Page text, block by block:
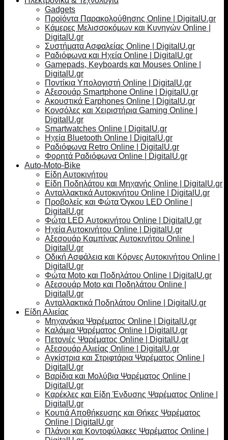
Gadgets
Προϊόντα Παρακολούθησης Online | DigitalU.gr
Κάμερες Μελισσοκόμων και Κυνηγών Online |
DigitalU.gr
Συστήματα Ασφαλείας Online | DigitalU.gr
Ραδιόφωνα και Ηχεία Online | DigitalU.gr
Gamepads, Keyboards και Mouses Online |
DigitalU.gr
Ποντίκια Υπολογιστή Online | DigitalU.gr
Αξεσουάρ Smartphone Online | DigitalU.gr
Ακουστικά Earphones Online | DigitalU.gr
Κονσόλες και Χειριστήρια Gaming Online |
DigitalU.gr
Smartwatches Online | DigitalU.gr
Ηχεία Bluetooth Online | DigitalU.gr
Ραδιόφωνα Retro Online | DigitalU.gr
Φορητά Ραδιόφωνα Online | DigitalU.gr
Auto-Moto-Bike
Είδη Αυτοκινήτου
Είδη Ποδηλάτου και Μηχανής Online | DigitalU.gr
Ανταλλακτικά Αυτοκινήτου Online | DigitalU.gr
Προβολείς και Φώτα Όγκου LED Online |
DigitalU.gr
Φώτα LED Αυτοκινήτου Online | DigitalU.gr
Ηχεία Αυτοκινήτου Online | DigitalU.gr
Αξεσουάρ Καμπίνας Αυτοκινήτου Online |
DigitalU.gr
Οδική Ασφάλεια και Κόρνες Αυτοκινήτου Online |
DigitalU.gr
Φώτα Moto και Ποδηλάτου Online | DigitalU.gr
Αξεσουάρ Moto και Ποδηλάτου Online |
DigitalU.gr
Ανταλλακτικά Ποδηλάτου Online | DigitalU.gr
Είδη Αλιείας
Μηχανάκια Ψαρέματος Online | DigitalU.gr
Καλάμια Ψαρέματος Online | DigitalU.gr
Πετονιές Ψαρέματος Online | DigitalU.gr
Αξεσουάρ Αλιείας Online | DigitalU.gr
Αγκίστρια και Στριφτάρια Ψαρέματος Online |
DigitalU.gr
Βαρίδια και Μολύβια Ψαρέματος Online |
DigitalU.gr
Καρέκλες και Είδη Ένδυσης Ψαρέματος Online |
DigitalU.gr
Κουτιά Αποθήκευσης και Θήκες Ψαρέματος
Online | DigitalU.gr
Πλάνοι και Κοντοφύλακες Ψαρέματος Online |